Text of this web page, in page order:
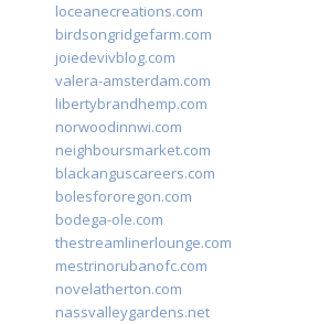
loceanecreations.com
birdsongridgefarm.com
joiedevivblog.com
valera-amsterdam.com
libertybrandhemp.com
norwoodinnwi.com
neighboursmarket.com
blackanguscareers.com
bolesfororegon.com
bodega-ole.com
thestreamlinerlounge.com
mestrinorubanofc.com
novelatherton.com
nassvalleygardens.net